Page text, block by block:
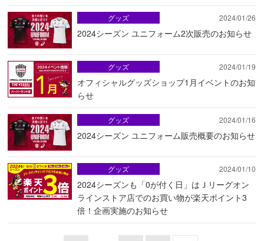
2024/01/26
2024シーズン ユニフォーム2次販売のお知らせ
グッズ
2024/01/19
オフィシャルグッズショップ1月イベントのお知
らせ
グッズ
2024/01/16
2024シーズン ユニフォーム販売概要のお知らせ
グッズ
2024/01/10
2024シーズンも「0が付く日」はＪリーグオン
ラインストア店でのお買い物が楽天ポイント3
倍！企画実施のお知らせ
グッズ